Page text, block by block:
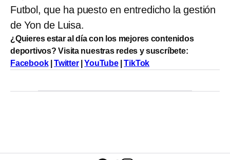
Futbol, que ha puesto en entredicho la gestión
de Yon de Luisa.
¿Quieres estar al día con los mejores contenidos
deportivos? Visita nuestras redes y suscríbete:
Facebook|Twitter|YouTube|TikTok